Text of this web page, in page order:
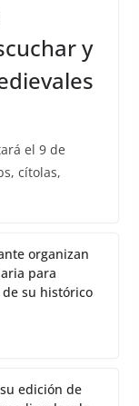
y
el 9 de
cítolas,
organizan
para
su histórico
edición de